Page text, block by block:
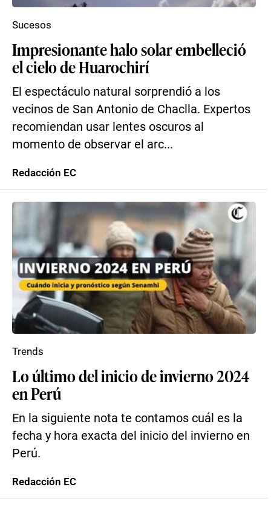
Impresionante halo solar embelleció
el cielo de Huarochirí
El espectáculo natural sorprendió a los
vecinos de San Antonio de Chaclla. Expertos
recomiendan usar lentes oscuros al
momento de observar el arc...
Sucesos
Redacción EC
Lo último del inicio de invierno 2024
en Perú
En la siguiente nota te contamos cuál es la
fecha y hora exacta del inicio del invierno en
Perú.
Trends
Redacción EC